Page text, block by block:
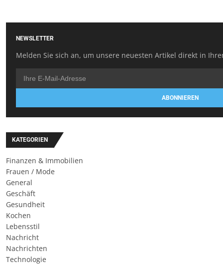
NEWSLETTER
Melden Sie sich an, um unsere neuesten Artikel direkt in
ABONNIEREN
KATEGORIEN
Finanzen & Immobilien
Frauen / Mode
General
Geschäft
Gesundheit
Kochen
Lebensstil
Nachricht
Nachrichten
Technologie